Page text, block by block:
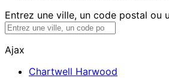
Entrez une ville, un code postal ou
Ajax
Chartwell Harwood